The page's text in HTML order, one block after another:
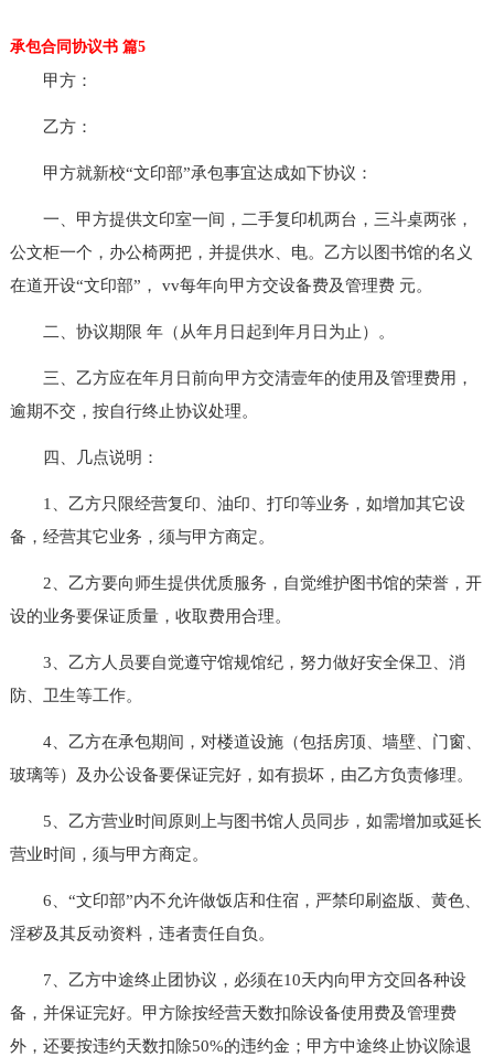
承包合同协议书 篇5
甲方：
乙方：
甲方就新校“文印部”承包事宜达成如下协议：
一、甲方提供文印室一间，二手复印机两台，三斗桌两张，
公文柜一个，办公椅两把，并提供水、电。乙方以图书馆的名义
在道开设“文印部”， vv每年向甲方交设备费及管理费 元。
二、协议期限 年（从年月日起到年月日为止）。
三、乙方应在年月日前向甲方交清壹年的使用及管理费用，
逾期不交，按自行终止协议处理。
四、几点说明：
1、乙方只限经营复印、油印、打印等业务，如增加其它设
备，经营其它业务，须与甲方商定。
2、乙方要向师生提供优质服务，自觉维护图书馆的荣誉，开
设的业务要保证质量，收取费用合理。
3、乙方人员要自觉遵守馆规馆纪，努力做好安全保卫、消
防、卫生等工作。
4、乙方在承包期间，对楼道设施（包括房顶、墙壁、门窗、
玻璃等）及办公设备要保证完好，如有损坏，由乙方负责修理。
5、乙方营业时间原则上与图书馆人员同步，如需增加或延长
营业时间，须与甲方商定。
6、“文印部”内不允许做饭店和住宿，严禁印刷盗版、黄色、
淫秽及其反动资料，违者责任自负。
7、乙方中途终止团协议，必须在10天内向甲方交回各种设
备，并保证完好。甲方除按经营天数扣除设备使用费及管理费
外，还要按违约天数扣除50%的违约金；甲方中途终止协议除退